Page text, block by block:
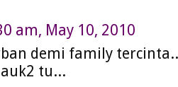
am, May 10, 2010
demi family tercinta..
tu...